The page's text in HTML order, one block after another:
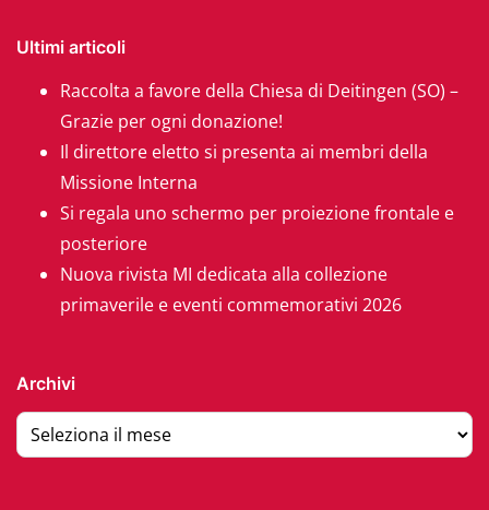
Ultimi articoli
Raccolta a favore della Chiesa di Deitingen (SO) –
Grazie per ogni donazione!
Il direttore eletto si presenta ai membri della
Missione Interna
Si regala uno schermo per proiezione frontale e
posteriore
Nuova rivista MI dedicata alla collezione
primaverile e eventi commemorativi 2026
Archivi
Archivi